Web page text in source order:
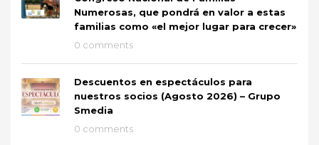
Numerosas, que pondrá en valor a estas
familias como «el mejor lugar para crecer»
0 comments
Descuentos en espectáculos para
nuestros socios (Agosto 2026) – Grupo
Smedia
0 comments